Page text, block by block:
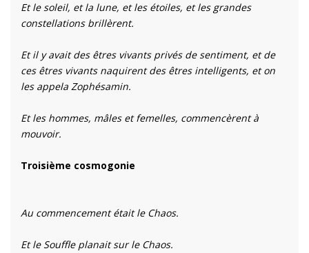
Et le soleil, et la lune, et les étoiles, et les grandes
constellations brillèrent.
Et il y avait des êtres vivants privés de sentiment, et de
ces êtres vivants naquirent des êtres intelligents, et on
les appela Zophésamin.
Et les hommes, mâles et femelles, commencèrent à
mouvoir.
Troisième cosmogonie
Au commencement était le Chaos.
Et le Souffle planait sur le Chaos.